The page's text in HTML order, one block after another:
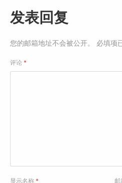
发表回复
您的邮箱地址不会被公开。 必填项
评论 *
显示名称 *